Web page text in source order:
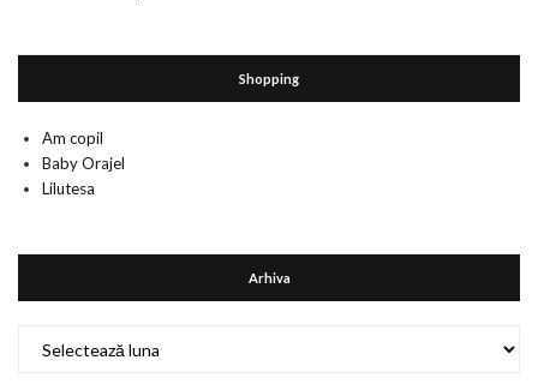
Shopping
Am copil
Baby Orajel
Lilutesa
Arhiva